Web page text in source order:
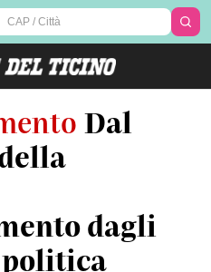
Dal
dagli
politica